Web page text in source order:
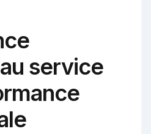
service